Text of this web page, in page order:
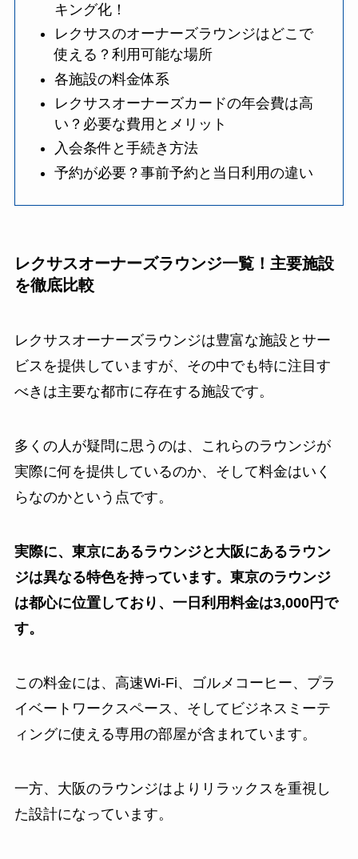
キング化！
レクサスのオーナーズラウンジはどこで
使える？利用可能な場所
各施設の料金体系
レクサスオーナーズカードの年会費は高
い？必要な費用とメリット
入会条件と手続き方法
予約が必要？事前予約と当日利用の違い
レクサスオーナーズラウンジ一覧！主要施設
を徹底比較
レクサスオーナーズラウンジは豊富な施設とサー
ビスを提供していますが、その中でも特に注目す
べきは主要な都市に存在する施設です。
多くの人が疑問に思うのは、これらのラウンジが
実際に何を提供しているのか、そして料金はいく
らなのかという点です。
実際に、東京にあるラウンジと大阪にあるラウン
ジは異なる特色を持っています。東京のラウンジ
は都心に位置しており、一日利用料金は3,000円で
す。
この料金には、高速Wi-Fi、ゴルメコーヒー、プラ
イベートワークスペース、そしてビジネスミーテ
ィングに使える専用の部屋が含まれています。
一方、大阪のラウンジはよりリラックスを重視し
た設計になっています。